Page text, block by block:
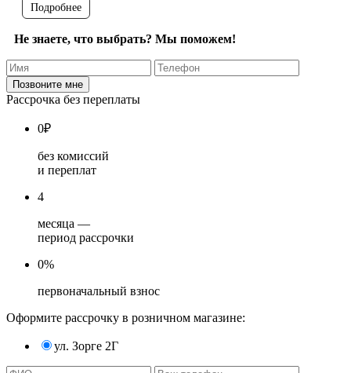
Подробнее
Не знаете, что выбрать? Мы поможем!
Рассрочка без переплаты
0₽
без комиссий
и переплат
4
месяца —
период рассрочки
0%
первоначальный взнос
Оформите рассрочку в розничном магазине:
ул. Зорге 2Г